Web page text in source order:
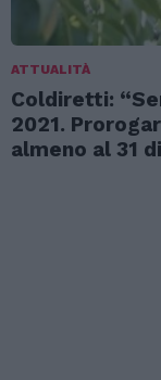
ATTUALITÀ
Coldiretti:
2021.
almeno al 31